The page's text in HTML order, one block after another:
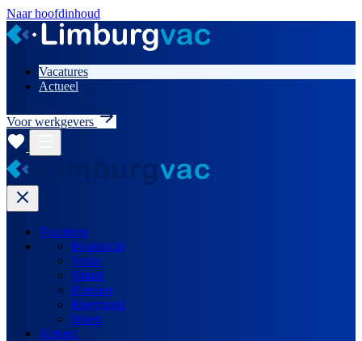
Naar hoofdinhoud
Vacatures
Actueel
Voor werkgevers
Vacatures
Maastricht
Venlo
Sittard
Heerlen
Roermond
Weert
Actueel